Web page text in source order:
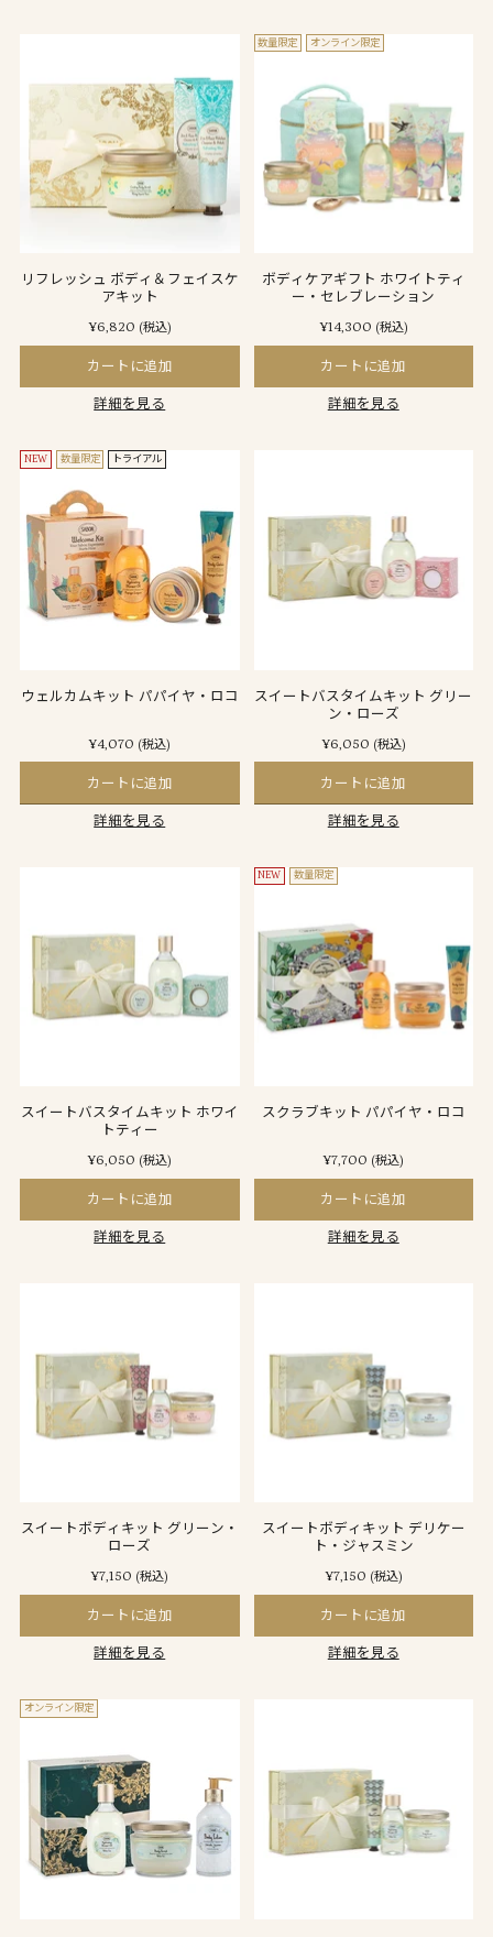
リフレッシュ ボディ＆フェイスケ
アキット
¥6,820 (税込)
カートに追加
詳細を見る
数量限定 オンライン限定
ボディケアギフト ホワイトティ
ー・セレブレーション
¥14,300 (税込)
カートに追加
詳細を見る
NEW 数量限定 トライアル
ウェルカムキット パパイヤ・ロコ
¥4,070 (税込)
カートに追加
詳細を見る
スイートバスタイムキット グリー
ン・ローズ
¥6,050 (税込)
カートに追加
詳細を見る
スイートバスタイムキット ホワイ
トティー
¥6,050 (税込)
カートに追加
詳細を見る
NEW 数量限定
スクラブキット パパイヤ・ロコ
¥7,700 (税込)
カートに追加
詳細を見る
スイートボディキット グリーン・
ローズ
¥7,150 (税込)
カートに追加
詳細を見る
スイートボディキット デリケー
ト・ジャスミン
¥7,150 (税込)
カートに追加
詳細を見る
オンライン限定